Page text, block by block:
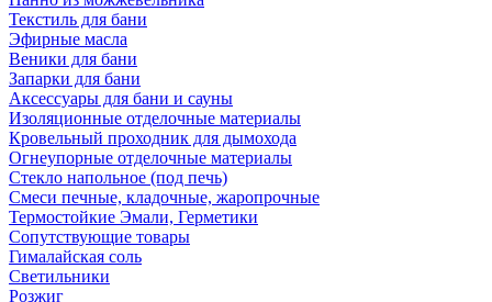
Текстиль для бани
Эфирные масла
Веники для бани
Запарки для бани
Аксессуары для бани и сауны
Изоляционные отделочные материалы
Кровельный проходник для дымохода
Огнеупорные отделочные материалы
Стекло напольное (под печь)
Смеси печные, кладочные, жаропрочные
Термостойкие Эмали, Герметики
Сопутствующие товары
Гималайская соль
Светильники
Розжиг